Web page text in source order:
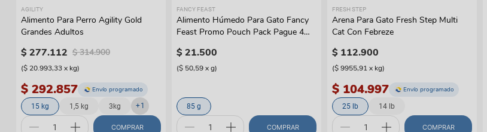
AGILITY
Alimento Para Perro Agility Gold
Grandes Adultos
$277.112 $ 314.900
($ 20.993,33x kg)
$ 292.857 Envío programado
15 kg 1,5 kg 3kg +1
COMPRAR
FANCY FEAST
Alimento Húmedo Para Gato Fancy
Feast Promo Pouch Pack Pague 4
$21.500
($ 50,59xg)
85 g
COMPRAR
FRESH STEP
Arena Para Gato Fresh Step Multi
Cat Con Febreze
$ 112.900
($ 9955,91x kg)
$ 104.997 Envío programado
25 lb 14 lb
COMPRAR